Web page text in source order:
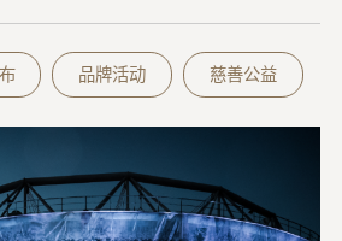
品牌活动 慈善公益